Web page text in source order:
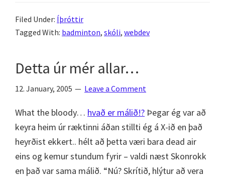
Filed Under: Íþróttir
Tagged With: badminton, skóli, webdev
Detta úr mér allar…
12. January, 2005 Leave a Comment
What the bloody… hvað er málið!? Þegar ég var að
keyra heim úr ræktinni áðan stillti ég á X-ið en það
heyrðist ekkert.. hélt að þetta væri bara dead air
eins og kemur stundum fyrir – valdi næst Skonrokk
en það var sama málið. “Nú? Skrítið, hlýtur að vera